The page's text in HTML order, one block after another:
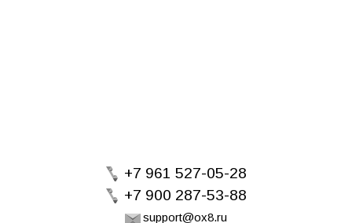
+7 961 527-05-28
+7 900 287-53-88
support@ox8.ru